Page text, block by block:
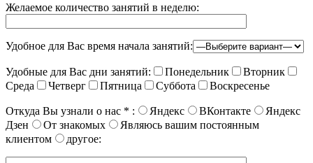
Желаемое количество занятий в неделю:
Удобное для Вас время начала занятий:
Удобные для Вас дни занятий: Понедельник
Вторник
Среда
Четверг Пятница Суббота Воскресенье
Откуда Вы узнали о нас * : Яндекс ВКонтакте
Яндекс
Дзен
От знакомых
Являюсь вашим постоянным
клиентом
другое: